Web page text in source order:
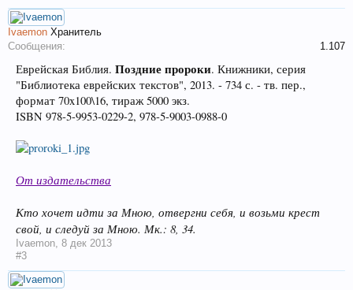
Ivaemon Хранитель
Сообщения:
1.107
Еврейская Библия. Поздние пророки. Книжники, серия
"Библиотека еврейских текстов", 2013. - 734 с. - тв. пер.,
формат 70x100\16, тираж 5000 экз.
ISBN 978-5-9953-0229-2, 978-5-9003-0988-0
От издательства
Кто хочет идти за Мною, отвергни себя, и возьми крест
свой, и следуй за Мною. Мк.: 8, 34.
Ivaemon, 8 дек 2013
#3